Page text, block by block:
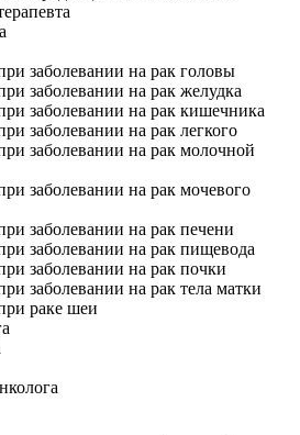
заболевании на рак головы
заболевании на рак желудка
заболевании на рак кишечника
заболевании на рак легкого
заболевании на рак молочной
заболевании на рак мочевого
заболевании на рак печени
заболевании на рак пищевода
заболевании на рак почки
заболевании на рак тела матки
раке шеи